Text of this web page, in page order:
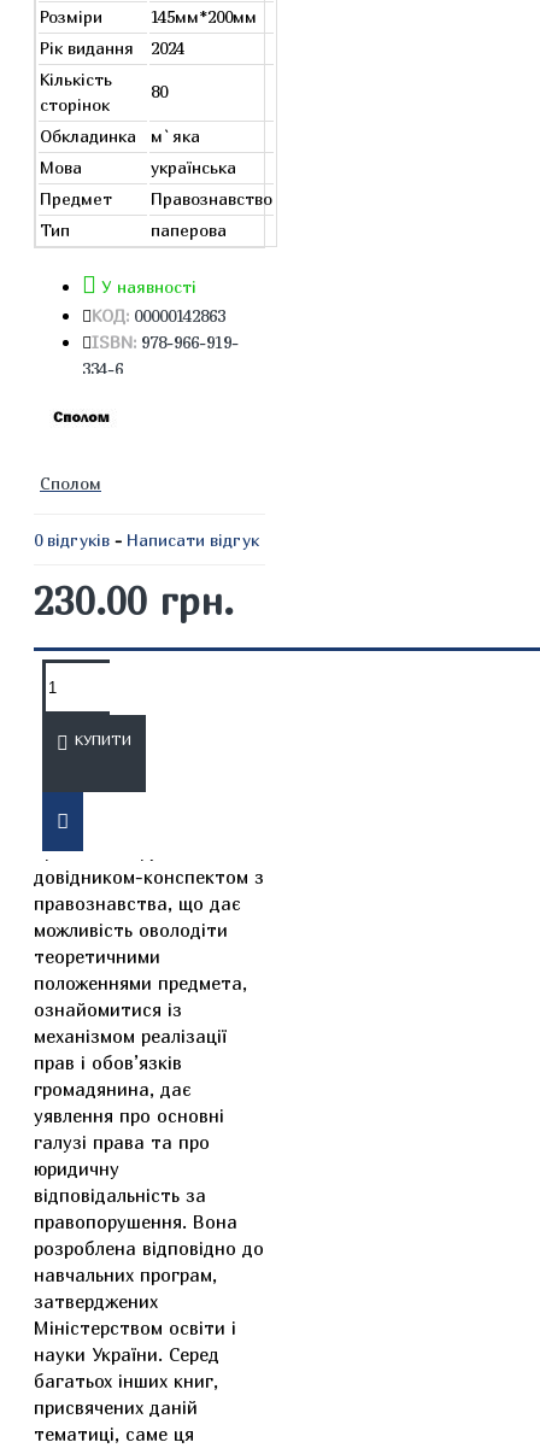
Розміри
145мм*200мм
Рік видання
2024
Кількість
сторінок
80
Обкладинка
м`яка
Мова
українська
Предмет
Правознавство
Тип
паперова
У наявності
КОД: 00000142863
ISBN: 978-966-919-
334-6
Сполом
0 відгуків - Написати відгук
230.00 грн.
КУПИТИ
ОПИС
Книга, яку Ви зараз
тримаєте в руках, є
довідником-конспектом з
правознавства, що дає
можливість оволодіти
теоретичними
положеннями предмета,
ознайомитися із
механізмом реалізації
прав і обов’язків
громадянина, дає
уявлення про основні
галузі права та про
юридичну
відповідальність за
правопорушення. Вона
розроблена відповідно до
навчальних програм,
затверджених
Міністерством освіти і
науки України. Серед
багатьох інших книг,
присвячених даній
тематиці, саме ця